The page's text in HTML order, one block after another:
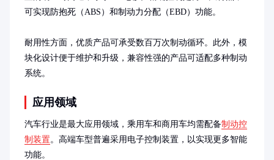
可实现防抱死（ABS）和制动力分配（EBD）功能。
耐用性方面，优质产品可承受数百万次制动循环。此外，模
块化设计便于维护和升级，兼容性强的产品可适配多种制动
系统。
应用领域
汽车行业是最大应用领域，乘用车和商用车均需配备制动控
制装置。高端车型普遍采用电子控制装置，以实现更多智能
功能。